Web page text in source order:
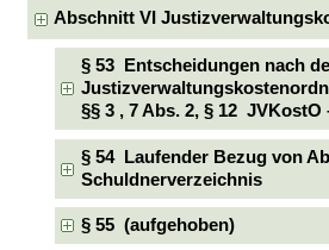
Abschnitt VI
§ 53 Entscheidungen nach
§§ 3 , 7 Abs. 2, § 12 JVKostO
§ 54 Laufender Bezug von
Schuldnerverzeichnis
§ 55 (aufgehoben)